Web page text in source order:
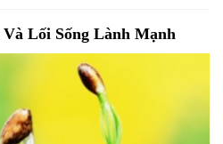
Và Lối Sống Lành Mạnh